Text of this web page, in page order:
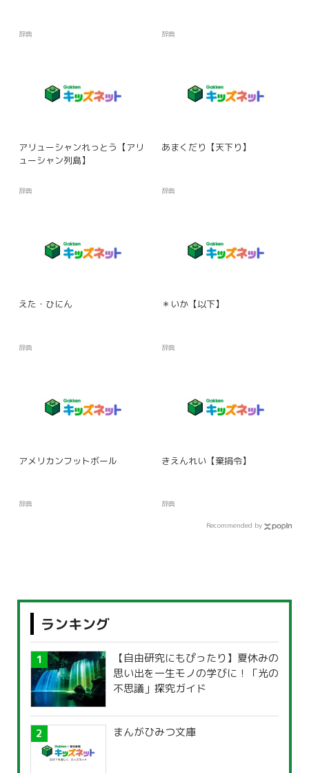
辞典 辞典
アリューシャンれっとう【アリ
ューシャン列島】
辞典
あまくだり【天下り】
辞典
えた・ひにん
辞典
＊いか【以下】
辞典
アメリカンフットボール
辞典
きえんれい【棄捐令】
辞典
Recommended by
ランキング
【自由研究にもぴったり】夏休みの
思い出を一生モノの学びに！「光の
不思議」探究ガイド
まんがひみつ文庫